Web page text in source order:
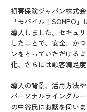
損害保険ジャパン株式
「モバイル！SOMPO
導入しました。セキュ
したことで、安全、か
ンをとっていただける
化、さらには顧客満足
導入の背景、活用方法
パーソナルライングル
の中谷氏にお話を伺いま